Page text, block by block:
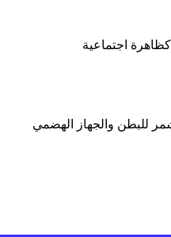
كظاهرة اجتماعية
للبطن والجهاز الهضمي